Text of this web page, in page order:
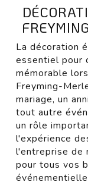
La décoration
essentiel pour
mémorable
Freyming-
mariage, un
tout autre
un rôle
l'expérience
l'entreprise de
pour tous vos